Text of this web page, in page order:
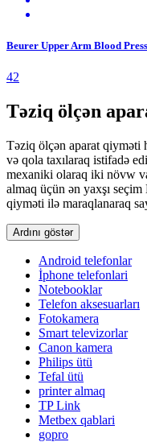
Beurer Upper Arm Blood
42
Təziq ölçən
Təziq ölçən aparat qiyməti
və qola taxılaraq istifadə
mexaniki olaraq iki növw
almaq üçün ən yaxşı
qiyməti ilə maraqlanaraq
Ardını göstər
Android telefonlar
İphone telefonlari
Notebooklar
Telefon aksesuarları
Fotokamera
Smart televizorlar
Canon kamera
Philips ütü
Tefal ütü
printer almaq
TP Link
Metbex qablari
gopro